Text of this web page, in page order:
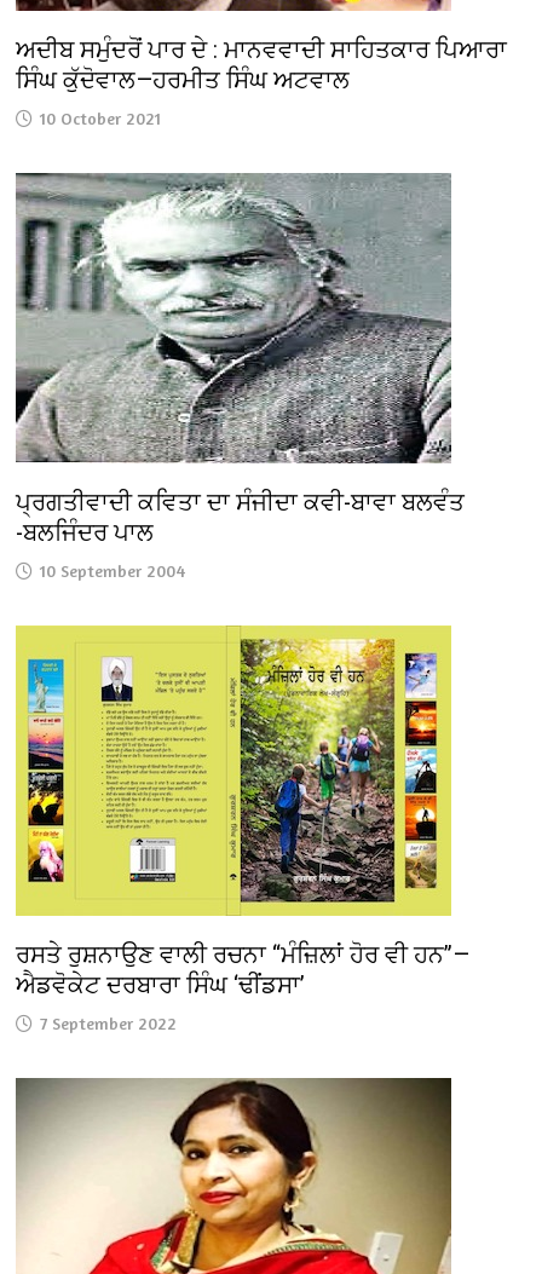
ਅਦੀਬ ਸਮੁੰਦਰੋਂ ਪਾਰ ਦੇ : ਮਾਨਵਵਾਦੀ ਸਾਹਿਤਕਾਰ ਪਿਆਰਾ
ਸਿੰਘ ਕੁੱਦੋਵਾਲ—ਹਰਮੀਤ ਸਿੰਘ ਅਟਵਾਲ
10 October 2021
ਪ੍ਰਗਤੀਵਾਦੀ ਕਵਿਤਾ ਦਾ ਸੰਜੀਦਾ ਕਵੀ-ਬਾਵਾ ਬਲਵੰਤ
-ਬਲਜਿੰਦਰ ਪਾਲ
10 September 2004
ਰਸਤੇ ਰੁਸ਼ਨਾਉਣ ਵਾਲੀ ਰਚਨਾ “ਮੰਜ਼ਿਲਾਂ ਹੋਰ ਵੀ ਹਨ”—
ਐਡਵੋਕੇਟ ਦਰਬਾਰਾ ਸਿੰਘ ‘ਢੀਂਡਸਾ’
7 September 2022